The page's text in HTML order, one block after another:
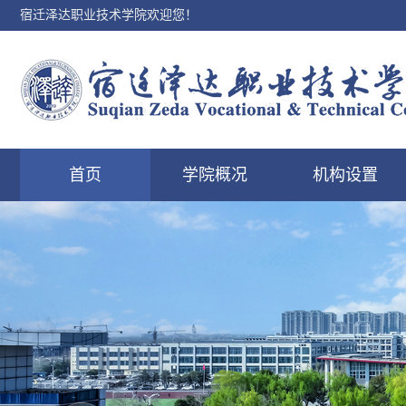
宿迁泽达职业技术学院欢迎您！
首页 学院概况 机构设置